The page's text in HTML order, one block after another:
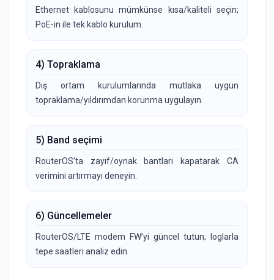
Ethernet kablosunu mümkünse kısa/kaliteli seçin;
PoE-in ile tek kablo kurulum.
4) Topraklama
Dış ortam kurulumlarında mutlaka uygun
topraklama/yıldırımdan korunma uygulayın.
5) Band seçimi
RouterOS’ta zayıf/oynak bantları kapatarak CA
verimini artırmayı deneyin.
6) Güncellemeler
RouterOS/LTE modem FW’yi güncel tutun; loglarla
tepe saatleri analiz edin.